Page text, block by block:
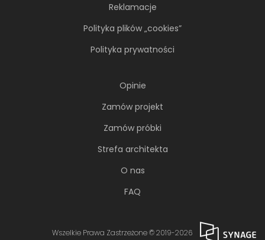
Reklamacje
Polityka plików „cookies”
Polityka prywatności
Opinie
Zamów projekt
Zamów próbki
Strefa architekta
O nas
FAQ
Wszelkie Prawa Zastrzeżone © 2019-2026